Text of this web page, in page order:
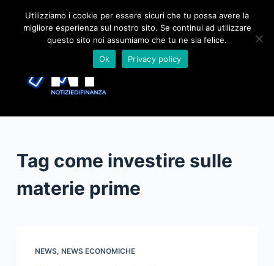
nTag come investire sulle
materie prime
NEWS, NEWS ECONOMICHE
Utilizziamo i cookie per essere sicuri che tu possa avere la
migliore esperienza sul nostro sito. Se continui ad utilizzare
questo sito noi assumiamo che tu ne sia felice.
Ok
Privacy policy